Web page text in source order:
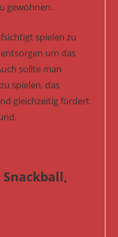
gewöhnen.
spielen zu
um das
sollte man
spielen, das
gleichzeitig fördert